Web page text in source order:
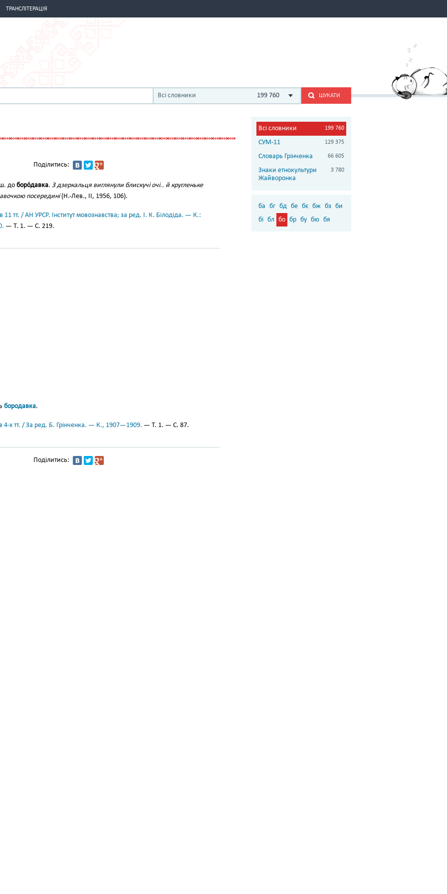
ТРАНСЛІТЕРАЦІЯ
Всі словники 199 760 ШУКАТИ
Поділитись:
до боро́давка. З дзеркальця виглянули блискучі очі.. й кругленьке
посередині(Н.-Лев., II, 1956, 106).
11 тт. / АН УРСР. Інститут мовознавства; за ред. І. К. Білодіда. — К.:
— Т. 1. — С. 219.
бородавка.
4-х тт. / За ред. Б. Грінченка. — К., 1907—1909. — Т. 1. — С. 87.
Поділитись:
Всі словники 199 760
СУМ-11 129 375
Словарь Грінченка 66 605
Знаки етнокультури
Жайворонка
3 780
ба бг бд бе бє бж бз би
бі бл бо бр бу бю бя